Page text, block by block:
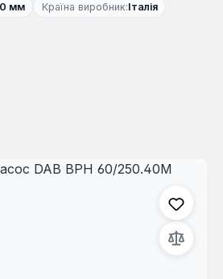
мм Країна виробник:Італія
зображень